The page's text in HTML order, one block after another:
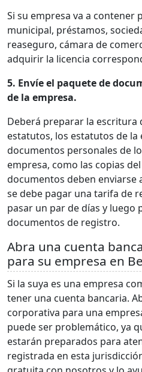
Si su empresa va a contener
municipal, préstamos,
reaseguro, cámara de
adquirir la licencia
5. Envíe el paquete de
de la empresa.
Deberá preparar la escritura
estatutos, los estatutos de la
documentos personales de
empresa, como las copias
documentos deben enviarse
se debe pagar una tarifa de
pasar un par de días y luego
documentos de registro.
Abra una cuenta
para su empresa en
Si la suya es una empresa
tener una cuenta bancaria.
corporativa para una
puede ser problemático, ya
estarán preparados para
registrada en esta